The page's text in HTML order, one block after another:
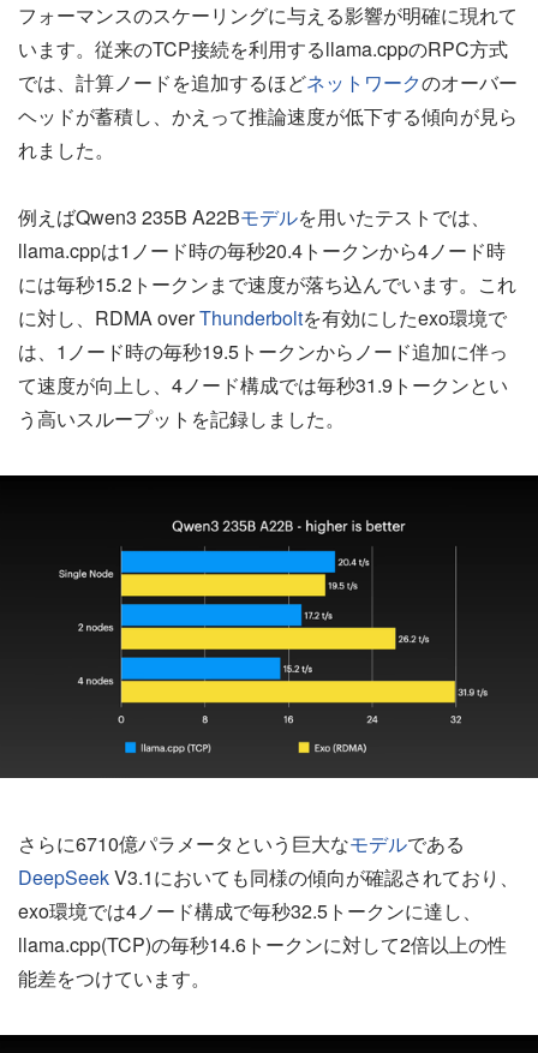
フォーマンスのスケーリングに与える影響が明確に現れて
います。従来のTCP接続を利用するllama.cppのRPC方式
では、計算ノードを追加するほどネットワークのオーバー
ヘッドが蓄積し、かえって推論速度が低下する傾向が見ら
れました。
例えばQwen3 235B A22Bモデルを用いたテストでは、
llama.cppは1ノード時の毎秒20.4トークンから4ノード時
には毎秒15.2トークンまで速度が落ち込んでいます。これ
に対し、RDMA overThunderboltを有効にしたexo環境で
は、1ノード時の毎秒19.5トークンからノード追加に伴っ
て速度が向上し、4ノード構成では毎秒31.9トークンとい
う高いスループットを記録しました。
さらに6710億パラメータという巨大なモデルである
DeepSeekV3.1においても同様の傾向が確認されており、
exo環境では4ノード構成で毎秒32.5トークンに達し、
llama.cpp(TCP)の毎秒14.6トークンに対して2倍以上の性
能差をつけています。